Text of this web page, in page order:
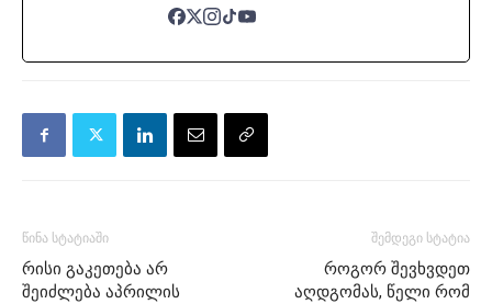
წინა სტატიაში
რისი გაკეთება არ
შეიძლება აპრილის
შემდეგი სტატია
როგორ შევხვდეთ
აღდგომას, წელი რომ